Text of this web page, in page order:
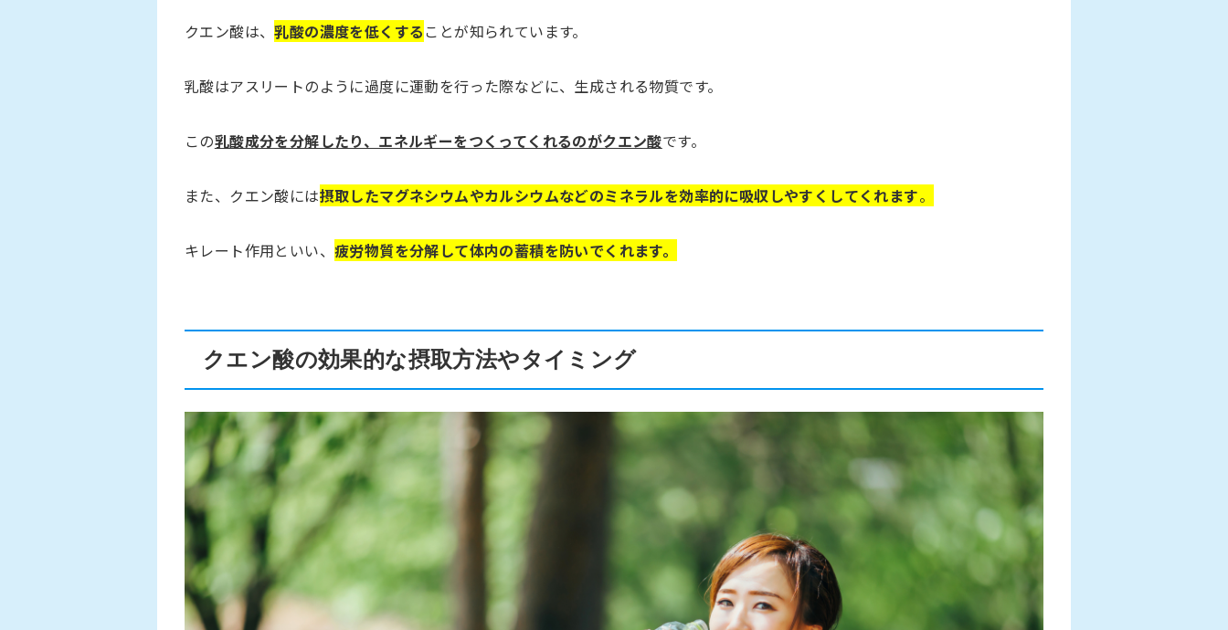
クエン酸は、乳酸の濃度を低くする ことが知られています。
乳酸はアスリートのように過度に運動を行った際などに、生成される物質です。
この乳酸成分を分解したり、エネルギーをつくってくれるのがクエン酸です。
また、クエン酸には摂取したマグネシウムやカルシウムなどのミネラルを効率的に吸収しやすくしてくれます。
キレート作用といい、 疲労物質を分解して体内の蓄積を防いでくれます。
クエン酸の効果的な摂取方法やタイミング